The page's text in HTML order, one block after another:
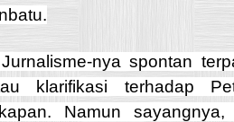
nya spontan
klarifikasi terhadap
Namun